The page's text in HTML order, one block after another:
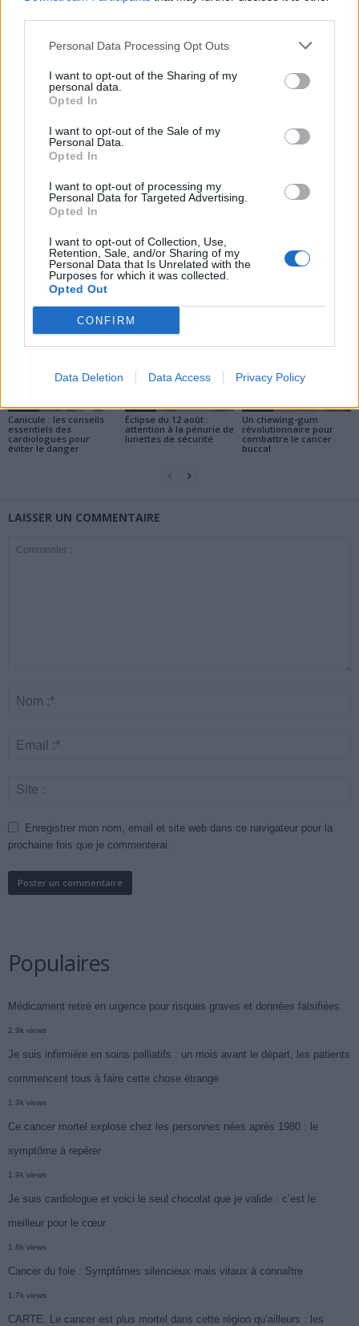
Personal Data Processing Opt Outs
I want to opt-out of the Sharing of my
personal data.
Opted In
I want to opt-out of the Sale of my
Personal Data.
Opted In
I want to opt-out of processing my
Personal Data for Targeted Advertising.
Opted In
I want to opt-out of Collection, Use,
Retention, Sale, and/or Sharing of my
Personal Data that Is Unrelated with the
Purposes for which it was collected.
Opted Out
CONFIRM
Data Deletion Data Access Privacy Policy
Article précédent
Ejaculations régulières : la
de cancer de la prostate
Article suivant
news
ARTICLES CONNEXES PLUS DE L'AUTEUR
Santé
Canicule : les conseils
essentiels des
cardiologues pour
éviter le danger
Santé
Éclipse du 12 août :
attention à la pénurie de
lunettes de sécurité
Santé
Un chewing-gum
révolutionnaire pour
combattre le cancer
buccal
LAISSER UN COMMENTAIRE
Enregistrer mon nom, email et site web dans ce navigateur pour la
prochaine fois que je commenterai.
Populaires
Médicament retiré en urgence pour risques graves et données falsifiées
2.9k views
Je suis infirmière en soins palliatifs : un mois avant le départ, les patients
commencent tous à faire cette chose étrange
1.9k views
Ce cancer mortel explose chez les personnes nées après 1980 : le
symptôme à repérer
1.9k views
Je suis cardiologue et voici le seul chocolat que je valide : c’est le
meilleur pour le cœur
1.8k views
Cancer du foie : Symptômes silencieux mais vitaux à connaître
1.7k views
CARTE. Le cancer est plus mortel dans cette région qu’ailleurs : les